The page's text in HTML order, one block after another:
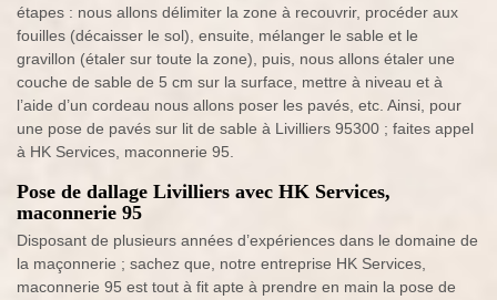
étapes : nous allons délimiter la zone à recouvrir, procéder aux
fouilles (décaisser le sol), ensuite, mélanger le sable et le
gravillon (étaler sur toute la zone), puis, nous allons étaler une
couche de sable de 5 cm sur la surface, mettre à niveau et à
l’aide d’un cordeau nous allons poser les pavés, etc. Ainsi, pour
une pose de pavés sur lit de sable à Livilliers 95300 ; faites appel
à HK Services, maconnerie 95.
Pose de dallage Livilliers avec HK Services,
maconnerie 95
Disposant de plusieurs années d’expériences dans le domaine de
la maçonnerie ; sachez que, notre entreprise HK Services,
maconnerie 95 est tout à fit apte à prendre en main la pose de